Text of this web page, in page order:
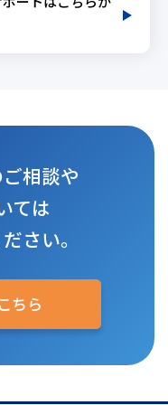
相談や
ては
さい。
ちら